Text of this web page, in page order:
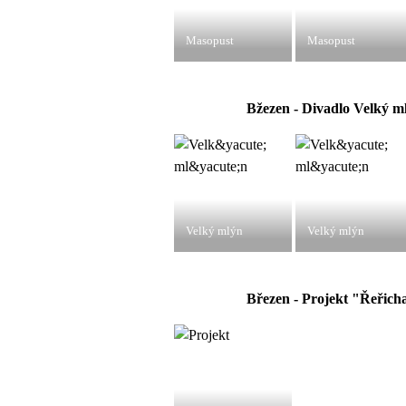
Masopust Masopust
Bžezen - Divadlo Velký
Velký mlýn Velký mlýn
Březen - Projekt